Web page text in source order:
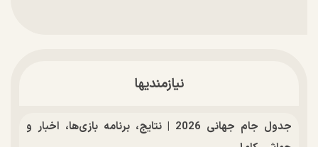
نیازمندیها
جدول جام جهانی 2026 | نتایج، برنامه بازی‌ها، اخبار و